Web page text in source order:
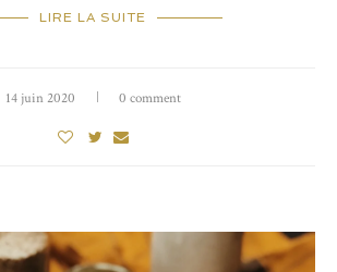
LIRE LA SUITE
14 juin 2020 0 comment